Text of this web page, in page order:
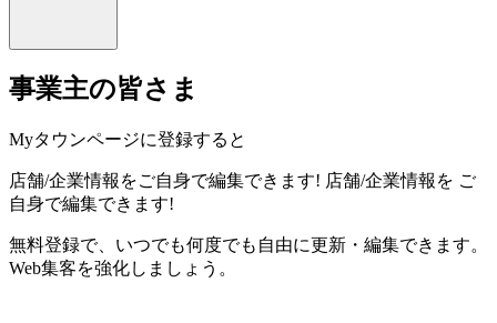
事業主の皆さま
Myタウンページに登録すると
店舗/企業情報をご自身で編集できます! 店舗/企業情報を ご
自身で編集できます!
無料登録で、いつでも何度でも自由に更新・編集できます。
Web集客を強化しましょう。